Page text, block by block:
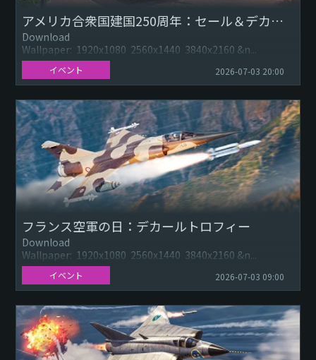
アメリカ合衆国建国250周年：セール＆デカール※7月4日 15:30更新
Download
Wallpaper: 1920x1080 2560x1440 3840x2160 &n...
イベント 2026-07-03 20:00
フランス空軍の日：デカールトロフィー
Download
Wallpaper: 1920x1080 2560x1440 3840x2160 &n...
イベント 2026-07-03 09:00